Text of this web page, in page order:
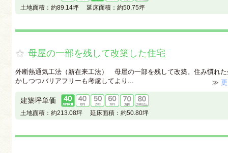
土地面積： 約89.14坪 延床面積： 約50.75坪
母屋の一部を残して改築した住宅
外断熱通気工法（新在来工法） 母屋の一部を残して改築。住み慣れ
かしつつバリアフリーも考慮してより...
≫
建築坪単価
土地面積： 約213.08坪 延床面積： 約50.80坪